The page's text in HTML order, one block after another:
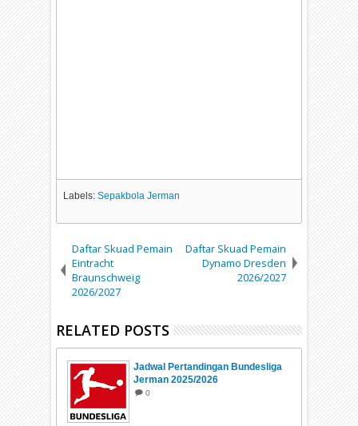
Labels:Sepakbola Jerman
Daftar Skuad Pemain
Eintracht
Braunschweig
2026/2027
Daftar Skuad Pemain
Dynamo Dresden
2026/2027
RELATED POSTS
Jadwal Pertandingan Bundesliga
Jerman 2025/2026
0